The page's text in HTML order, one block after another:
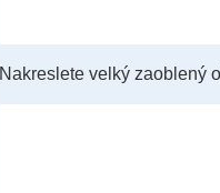
Nakreslete velký zaoblený